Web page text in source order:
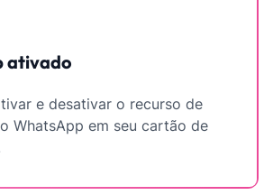
ativado
e desativar o recurso de
WhatsApp em seu cartão de